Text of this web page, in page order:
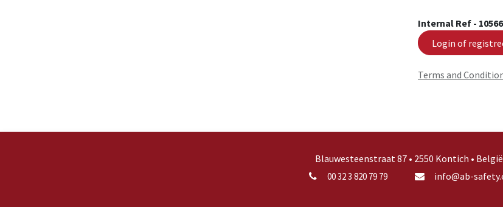
Internal Ref -
Login of
Terms and
Blauwesteenstraat 87 • 2550 Kontich • België
00 32 3 820 79 79 info@ab-